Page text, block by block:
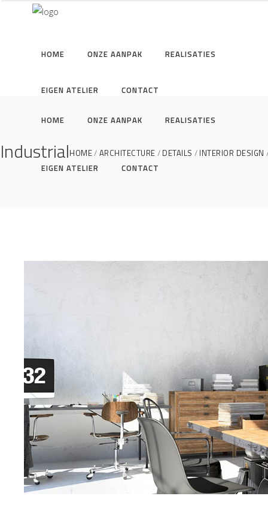
HOME ONZE AANPAK REALISATIES
EIGEN ATELIER CONTACT
HOME ONZE AANPAK REALISATIES
EIGEN ATELIER CONTACT
IndustrialHOME ARCHITECTURE DETAILS INTERIOR DESIGN